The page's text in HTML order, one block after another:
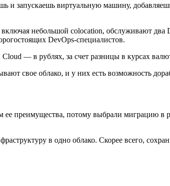
и запускаешь виртуальную машину,
небольшой colocation, обслуживают два
DevOps-специалистов.
— в рублях, за счет разницы в курсах
свое облако, и у них есть возможность
преимущества, потому выбрали миграцию в
в одно облако. Скорее всего,